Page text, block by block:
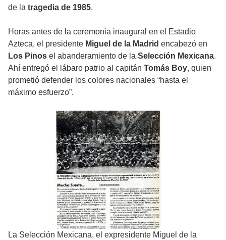
de la tragedia de 1985.
Horas antes de la ceremonia inaugural en el Estadio
Azteca, el presidente Miguel de la Madrid encabezó en
Los Pinos el abanderamiento de la Selección Mexicana.
Ahí entregó el lábaro patrio al capitán Tomás Boy, quien
prometió defender los colores nacionales “hasta el
máximo esfuerzo”.
La Selección Mexicana, el expresidente Miguel de la